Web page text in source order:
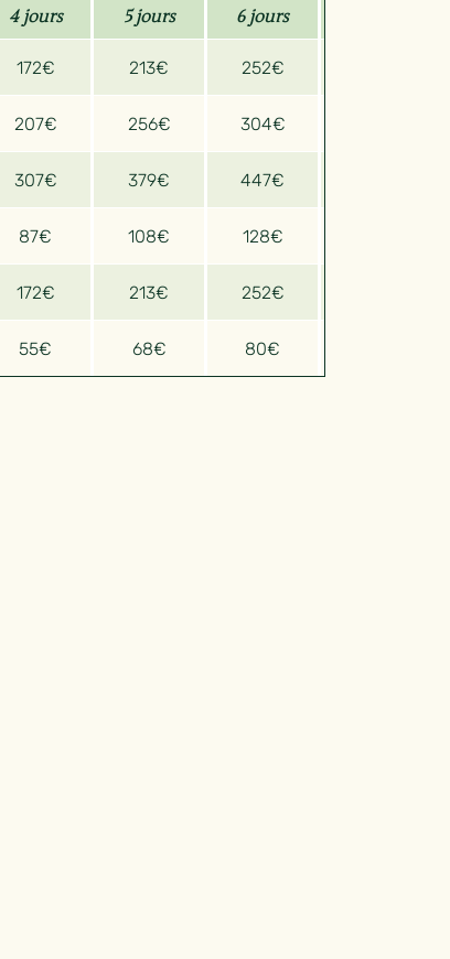
4 jours 5 jours 6 jours
172€ 213€ 252€
207€ 256€ 304€
307€ 379€ 447€
87€ 108€ 128€
172€ 213€ 252€
55€ 68€ 80€